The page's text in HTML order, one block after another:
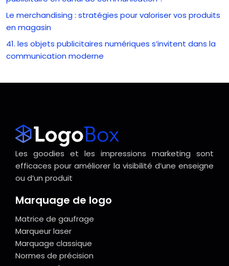
Le merchandising : stratégies pour valoriser vos produits
en magasin
41. les objets publicitaires numériques s’invitent dans la
communication moderne
Les goodies et les impressions marketing sont
efficaces pour améliorer la visibilité d’une enseigne
ou d’un produit
Marquage de logo
Matrice de gaufrage
Marqueur laser
Marquage classique
Normes de précision